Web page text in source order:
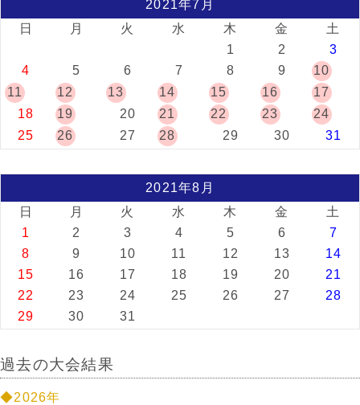
2021年7月
日
月 火 水 木 金
土
1
2
3
4
5 6 7 8 9
10
11
12 13 14 15 16
17
18
19 20 21 22 23
24
25
26 27 28 29 30 31
2021年8月
日
月 火 水 木 金
土
1
2 3 4 5 6
7
8
9 10 11 12 13
14
15
16 17 18 19 20
21
22
23 24 25 26 27
28
29
30 31
過去の大会結果
◆2026年